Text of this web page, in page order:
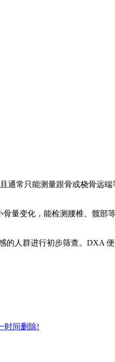
通常只能测量跟骨或桡骨远
量变化，能检测腰椎、髋部
人群进行初步筛查。DXA
时间删除!